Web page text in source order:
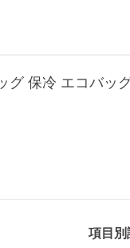
保冷 エコバッ
項目別